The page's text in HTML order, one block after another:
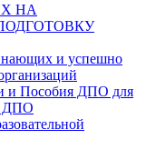
НА
и успешно
и Пособия ДПО для
ДПО